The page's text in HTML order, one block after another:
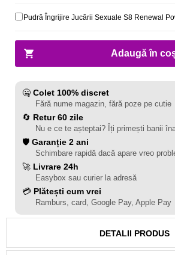
Pudră Îngrijire Jucării Sexuale S8 Renewal
Adaugă în
🤐 Colet 100% discret
Fără nume magazin, fără poze pe cutie
🔄 Retur 60 zile
Nu e ce te așteptai? Îți primești banii
🛡️ Garanție 2 ani
Schimbare rapidă dacă apare vreo
🚀 Livrare 24h
Easybox sau curier la adresă
💳 Plătești cum vrei
Ramburs, card, Google Pay, Apple Pay
DETALII PRODUS